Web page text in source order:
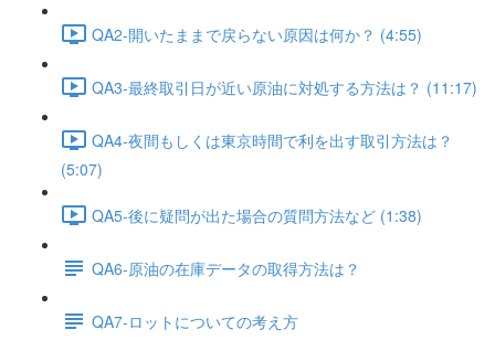
QA2-開いたままで戻らない原因は何か？ (4:55)
QA3-最終取引日が近い原油に対処する方法は？ (11:17)
QA4-夜間もしくは東京時間で利を出す取引方法は？
(5:07)
QA5-後に疑問が出た場合の質問方法など (1:38)
QA6-原油の在庫データの取得方法は？
QA7-ロットについての考え方